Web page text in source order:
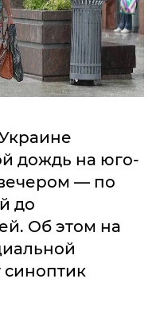
дождь на юго-
— по
до
Об этом на